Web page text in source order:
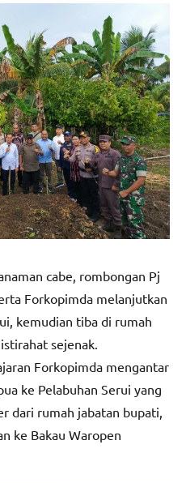
cabe, rombongan Pj
Forkopimda melanjutkan
kemudian tiba di rumah
sejenak.
Forkopimda mengantar
ke Pelabuhan Serui yang
dari rumah jabatan bupati,
ke Bakau Waropen